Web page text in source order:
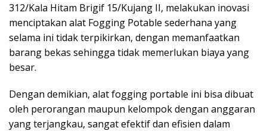
312/Kala Hitam Brigif 15/Kujang II, melakukan inovasi
menciptakan alat Fogging Potable sederhana yang
selama ini tidak terpikirkan, dengan memanfaatkan
barang bekas sehingga tidak memerlukan biaya yang
besar.
Dengan demikian, alat fogging portable ini bisa dibuat
oleh perorangan maupun kelompok dengan anggaran
yang terjangkau, sangat efektif dan efisien dalam